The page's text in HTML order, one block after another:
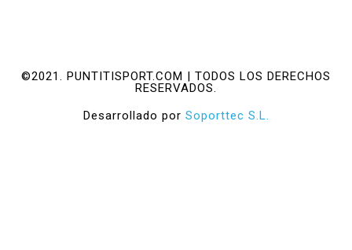
©2021. PUNTITISPORT.COM | TODOS LOS DERECHOS
RESERVADOS.
Desarrollado por Soporttec S.L.